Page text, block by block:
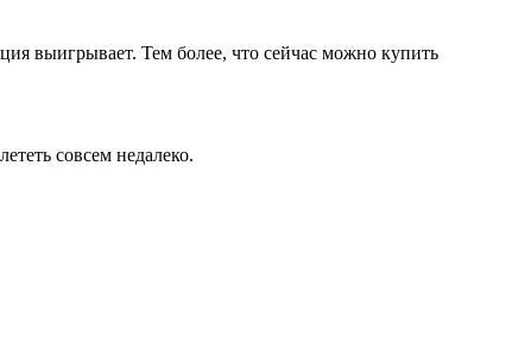
выигрывает. Тем более, что сейчас можно купить
совсем недалеко.